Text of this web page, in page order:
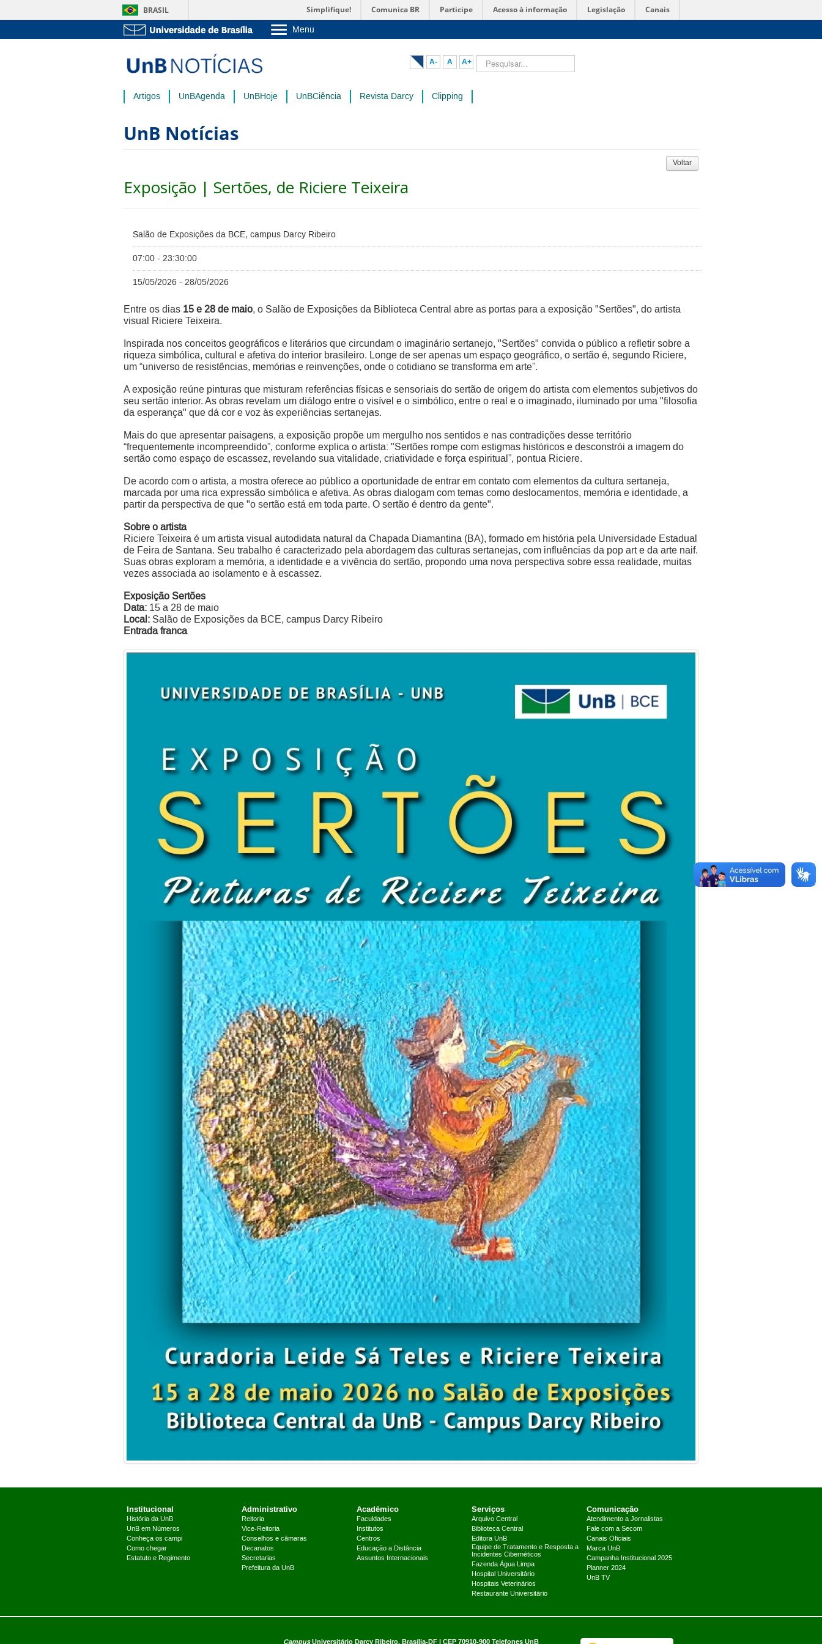
BRASIL Simplifique! Comunica BR Participe Acesso à informação Legislação Canais
Menu
Pós-Graduação
Administração
A- A A+ Pesquisar...
Artigos UnBAgenda UnBHoje UnBCiência Revista Darcy Clipping
UnB Notícias
Voltar
Exposição | Sertões, de Riciere Teixeira
Salão de Exposições da BCE, campus Darcy Ribeiro
07:00 - 23:30:00
15/05/2026 - 28/05/2026
Entre os dias 15 e 28 de maio, o Salão de Exposições da Biblioteca Central abre as portas para a exposição "Sertões", do artista
visual Riciere Teixeira.
Inspirada nos conceitos geográficos e literários que circundam o imaginário sertanejo, "Sertões" convida o público a refletir sobre a
riqueza simbólica, cultural e afetiva do interior brasileiro. Longe de ser apenas um espaço geográfico, o sertão é, segundo Riciere,
um “universo de resistências, memórias e reinvenções, onde o cotidiano se transforma em arte”.
A exposição reúne pinturas que misturam referências físicas e sensoriais do sertão de origem do artista com elementos subjetivos do
seu sertão interior. As obras revelam um diálogo entre o visível e o simbólico, entre o real e o imaginado, iluminado por uma "filosofia
da esperança" que dá cor e voz às experiências sertanejas.
Mais do que apresentar paisagens, a exposição propõe um mergulho nos sentidos e nas contradições desse território
“frequentemente incompreendido”, conforme explica o artista: "Sertões rompe com estigmas históricos e desconstrói a imagem do
sertão como espaço de escassez, revelando sua vitalidade, criatividade e força espiritual”, pontua Riciere.
De acordo com o artista, a mostra oferece ao público a oportunidade de entrar em contato com elementos da cultura sertaneja,
marcada por uma rica expressão simbólica e afetiva. As obras dialogam com temas como deslocamentos, memória e identidade, a
partir da perspectiva de que "o sertão está em toda parte. O sertão é dentro da gente".
Sobre o artista
Riciere Teixeira é um artista visual autodidata natural da Chapada Diamantina (BA), formado em história pela Universidade Estadual
de Feira de Santana. Seu trabalho é caracterizado pela abordagem das culturas sertanejas, com influências da pop art e da arte naif.
Suas obras exploram a memória, a identidade e a vivência do sertão, propondo uma nova perspectiva sobre essa realidade, muitas
vezes associada ao isolamento e à escassez.
Exposição Sertões
Data: 15 a 28 de maio
Local: Salão de Exposições da BCE, campus Darcy Ribeiro
Entrada franca
Institucional
História da UnB
UnB em Números
Conheça os campi
Como chegar
Estatuto e Regimento
Administrativo
Reitoria
Vice-Reitoria
Conselhos e câmaras
Decanatos
Secretarias
Prefeitura da UnB
Acadêmico
Faculdades
Institutos
Centros
Educação a Distância
Assuntos Internacionais
Serviços
Arquivo Central
Biblioteca Central
Editora UnB
Equipe de Tratamento e Resposta a
Incidentes Cibernéticos
Fazenda Água Limpa
Hospital Universitário
Hospitais Veterinários
Restaurante Universitário
Comunicação
Atendimento a Jornalistas
Fale com a Secom
Canais Oficiais
Marca UnB
Campanha Institucional 2025
Planner 2024
UnB TV
CampusUniversitário Darcy Ribeiro, Brasília-DF | CEP 70910-900 Telefones UnB